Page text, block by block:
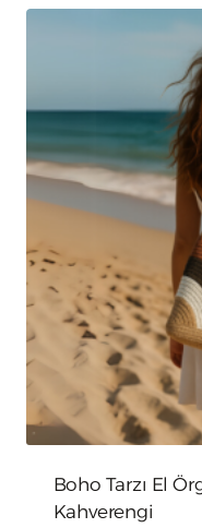
Boho Tarzı El
Kahverengi